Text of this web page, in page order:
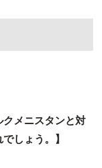
クメニスタンと対
しょう。】